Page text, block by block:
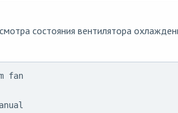
состояния вентилятора
fan